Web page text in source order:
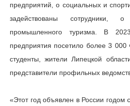
предприятий, о социальных и
задействованы
промышленного туризма. В
предприятия посетило более 3 000
студенты, жители Липецкой
представители профильных
«Этот год объявлен в России годом